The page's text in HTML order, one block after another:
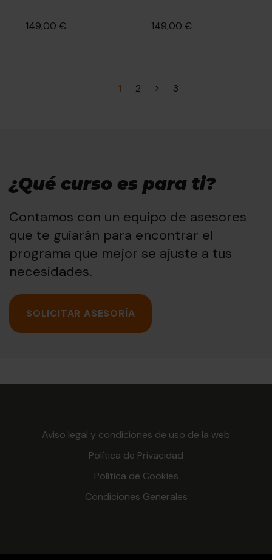
149,00 € 149,00 €
1 2 3
¿Qué curso es para ti?
Contamos con un equipo de asesores
que te guiarán para encontrar el
programa que mejor se ajuste a tus
necesidades.
SOLICITAR ASESORÍA
Aviso legal y condiciones de uso de la web
Política de Privacidad
Política de Cookies
Condiciones Generales